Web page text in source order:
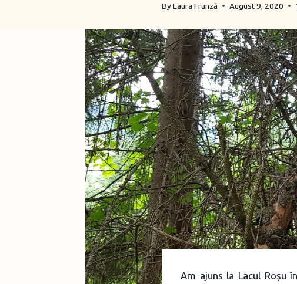
ByLaura Frunză August 9, 2020
Am ajuns la Lacul Roșu